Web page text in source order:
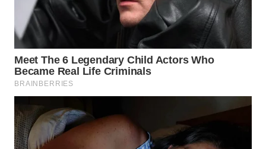
SUKABUMI
WN
PURWAKARTA
WN
PRIANGAN
TIMUR
WN